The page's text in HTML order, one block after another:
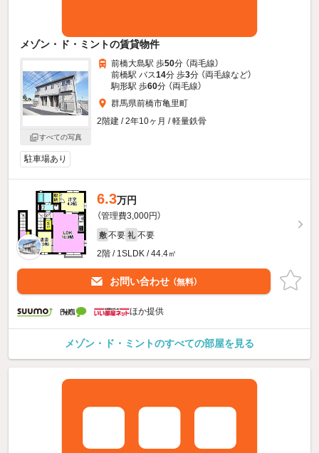
メゾン・ド・ミントの賃貸物件
すべての写真
前橋大島駅 歩50分 （両毛線）
前橋駅 バス14分 歩3分 （両毛線など）
駒形駅 歩60分 （両毛線）
群馬県前橋市亀里町
2階建 / 2年10ヶ月 / 軽量鉄骨
駐車場あり
6.3万円
（管理費3,000円）
敷 不要 礼 不要
2階 / 1SLDK / 44.4㎡
お問い合わせ （無料）
ほか提供
メゾン・ド・ミントのすべての部屋を見る